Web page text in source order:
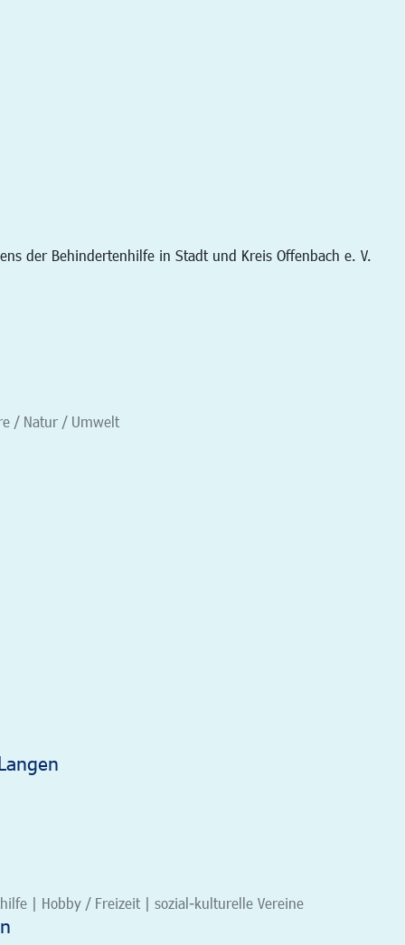
der Behindertenhilfe in Stadt und Kreis Offenbach e. V.
/ Natur / Umwelt
| Hobby / Freizeit | sozial-kulturelle Vereine